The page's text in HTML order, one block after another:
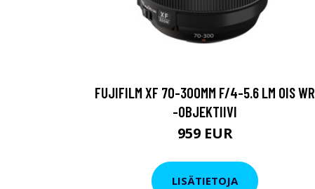
FUJIFILM XF 70-300MM F/4-5.6 LM OIS WR
-OBJEKTIIVI
959 EUR
LISÄTIETOJA